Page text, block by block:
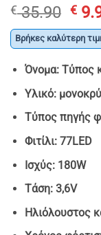
€35.90
€
€
Βρήκες καλύτερη
Όνομα: Τύπος
Υλικό:
Τύπος πηγής
Φιτίλι: 77LED
Ισχύς: 180W
Τάση: 3,6V
Ηλιόλουστος